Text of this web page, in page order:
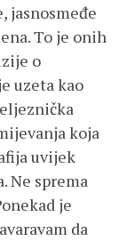
jasnosmeđe
To je onih
o
uzeta kao
koja
uvijek
Ne sprema
je
da